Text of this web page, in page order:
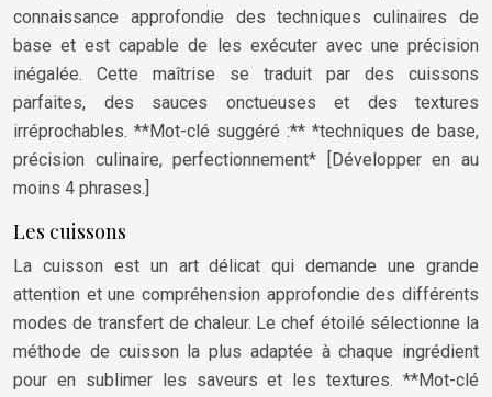
connaissance approfondie des techniques culinaires de
base et est capable de les exécuter avec une précision
inégalée. Cette maîtrise se traduit par des cuissons
parfaites, des sauces onctueuses et des textures
irréprochables. **Mot-clé suggéré :** *techniques de base,
précision culinaire, perfectionnement* [Développer en au
moins 4 phrases.]
Les cuissons
La cuisson est un art délicat qui demande une grande
attention et une compréhension approfondie des différents
modes de transfert de chaleur. Le chef étoilé sélectionne la
méthode de cuisson la plus adaptée à chaque ingrédient
pour en sublimer les saveurs et les textures. **Mot-clé